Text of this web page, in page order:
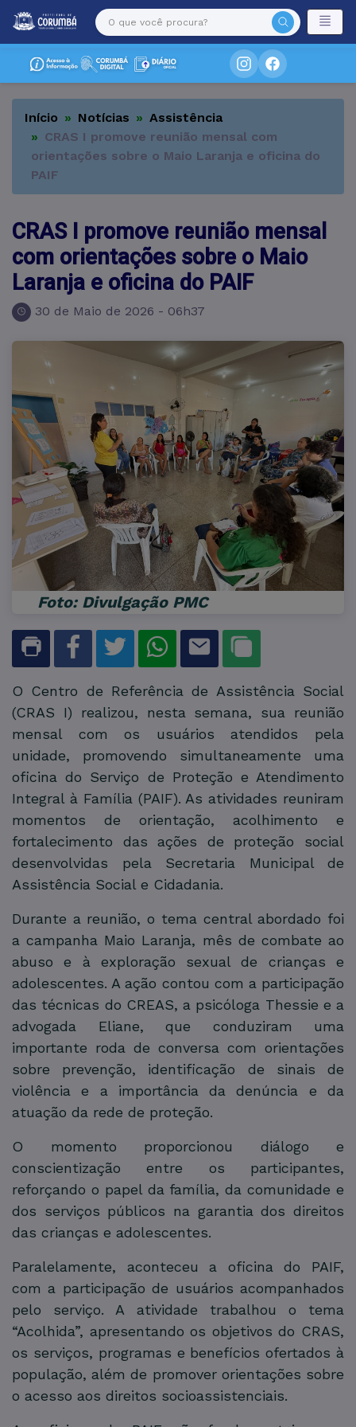
Início Notícias
Assistência
CRAS I promove reunião mensal com
orientações sobre o Maio Laranja e oficina do
PAIF
CRAS I promove reunião mensal
com orientações sobre o Maio
Laranja e oficina do PAIF
30 de Maio de 2026 - 06h37
Foto: Divulgação PMC
O Centro de Referência de Assistência Social
(CRAS I) realizou, nesta semana, sua reunião
mensal com os usuários atendidos pela
unidade, promovendo simultaneamente uma
oficina do Serviço de Proteção e Atendimento
Integral à Família (PAIF). As atividades reuniram
momentos de orientação, acolhimento e
fortalecimento das ações de proteção social
desenvolvidas pela Secretaria Municipal de
Assistência Social e Cidadania.
Durante a reunião, o tema central abordado foi
a campanha Maio Laranja, mês de combate ao
abuso e à exploração sexual de crianças e
adolescentes. A ação contou com a participação
das técnicas do CREAS, a psicóloga Thessie e a
advogada Eliane, que conduziram uma
importante roda de conversa com orientações
sobre prevenção, identificação de sinais de
violência e a importância da denúncia e da
atuação da rede de proteção.
O momento proporcionou diálogo e
conscientização entre os participantes,
reforçando o papel da família, da comunidade e
dos serviços públicos na garantia dos direitos
das crianças e adolescentes.
Paralelamente, aconteceu a oficina do PAIF,
com a participação de usuários acompanhados
pelo serviço. A atividade trabalhou o tema
“Acolhida”, apresentando os objetivos do CRAS,
os serviços, programas e benefícios ofertados à
população, além de promover orientações sobre
o acesso aos direitos socioassistenciais.